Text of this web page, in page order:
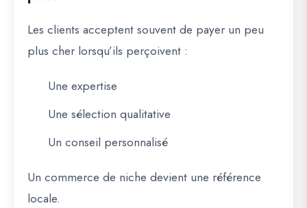
Les clients acceptent souvent de payer un peu
plus cher lorsqu’ils perçoivent :
Une expertise
Une sélection qualitative
Un conseil personnalisé
Un commerce de niche devient une référence
locale.